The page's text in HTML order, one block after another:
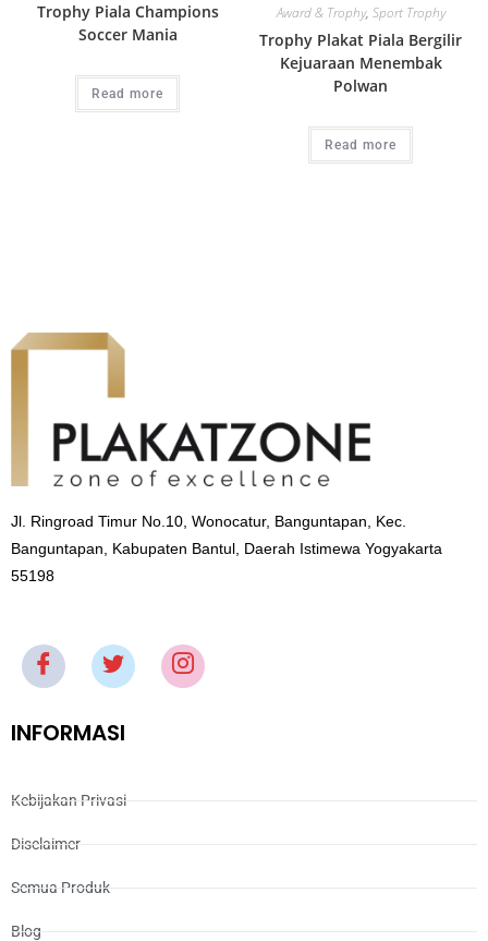
Trophy Piala Champions
Soccer Mania
Read more
Award & Trophy, Sport Trophy
Trophy Plakat Piala Bergilir
Kejuaraan Menembak
Polwan
Read more
Jl. Ringroad Timur No.10, Wonocatur, Banguntapan, Kec.
Banguntapan, Kabupaten Bantul, Daerah Istimewa Yogyakarta
55198
INFORMASI
Kebijakan Privasi
Disclaimer
Semua Produk
Blog